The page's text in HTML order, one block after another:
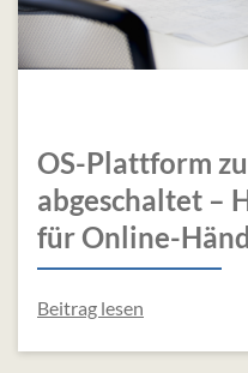
OS-Plattform
abgeschaltet –
für Online-
Beitrag lesen